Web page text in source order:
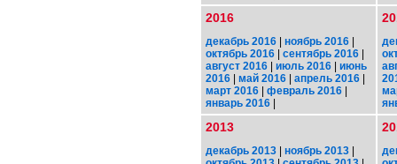
2016
декабрь 2016 | ноябрь 2016 |
октябрь 2016 | сентябрь 2016 |
август 2016 | июль 2016 | июнь
2016 | май 2016 | апрель 2016 |
март 2016 | февраль 2016 |
январь 2016 |
2013
декабрь 2013 | ноябрь 2013 |